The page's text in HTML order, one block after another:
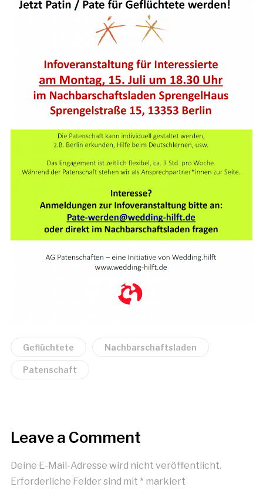
Geflüchtete Nachbarschaftsladen
Patenschaft
Leave a Comment
Deine E-Mail-Adresse wird nicht veröffentlicht.
Erforderliche Felder sind mit * markiert